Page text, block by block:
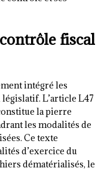
fiscal
intégré les
L’article L47
la pierre
les modalités de
Ce texte
d’exercice du
dématérialisés, le